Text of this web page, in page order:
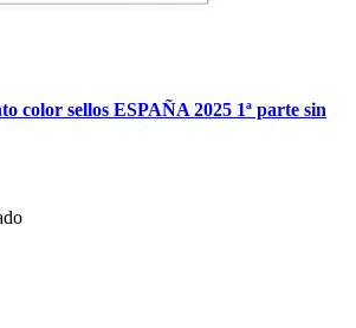
color sellos ESPAÑA 2025 1ª parte sin